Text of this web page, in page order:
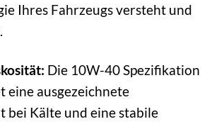
Ihres Fahrzeugs versteht und
Die 10W-40 Spezifikation
eine ausgezeichnete
bei Kälte und eine stabile